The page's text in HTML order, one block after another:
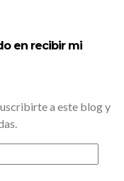
en recibir mi
a este blog y